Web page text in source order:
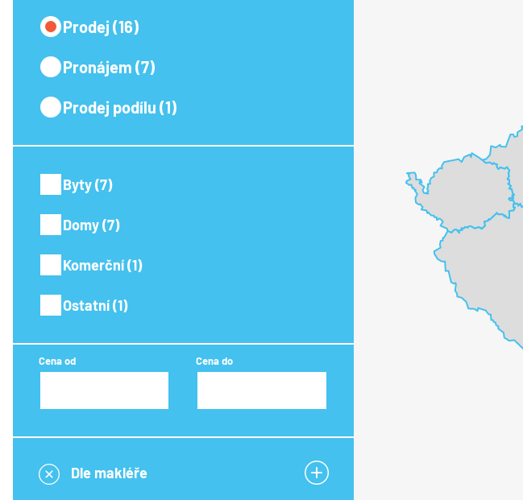
Prodej (16)
Pronájem (7)
Prodej podílu (1)
Byty (7)
Domy (7)
Komerční (1)
Ostatní (1)
Cena od Cena do